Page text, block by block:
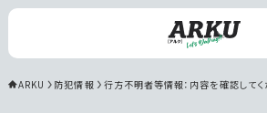
ARKU 防犯情報 行方不明者等情報：内容を確認して